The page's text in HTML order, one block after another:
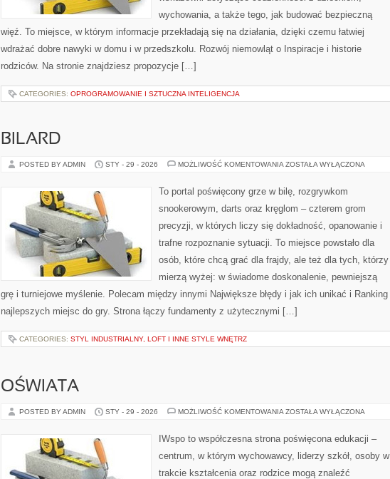
wychowania, a także tego, jak budować bezpieczną
więź. To miejsce, w którym informacje przekładają się na działania, dzięki czemu łatwiej
wdrażać dobre nawyki w domu i w przedszkolu. Rozwój niemowląt o Inspiracje i historie
rodziców. Na stronie znajdziesz propozycje […]
CATEGORIES: OPROGRAMOWANIE I SZTUCZNA INTELIGENCJA
BILARD
POSTED BY ADMIN STY - 29 - 2026 MOŻLIWOŚĆ KOMENTOWANIA BILARD
ZOSTAŁA WYŁĄCZONA
To portal poświęcony grze w bilę, rozgrywkom
snookerowym, darts oraz kręglom – czterem grom
precyzji, w których liczy się dokładność, opanowanie i
trafne rozpoznanie sytuacji. To miejsce powstało dla
osób, które chcą grać dla frajdy, ale też dla tych, którzy
mierzą wyżej: w świadome doskonalenie, pewniejszą
grę i turniejowe myślenie. Polecam między innymi Największe błędy i jak ich unikać i Ranking
najlepszych miejsc do gry. Strona łączy fundamenty z użytecznymi […]
CATEGORIES: STYL INDUSTRIALNY, LOFT I INNE STYLE WNĘTRZ
OŚWIATA
POSTED BY ADMIN STY - 29 - 2026 MOŻLIWOŚĆ KOMENTOWANIA OŚWIATA
ZOSTAŁA WYŁĄCZONA
IWspo to współczesna strona poświęcona edukacji –
centrum, w którym wychowawcy, liderzy szkół, osoby w
trakcie kształcenia oraz rodzice mogą znaleźć